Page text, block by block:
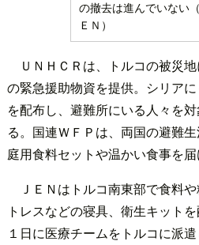
の撤去は進んでいない
ＥＮ）
ＵＮＨＣＲは、トルコの被災
の緊急援助物資を提供。シリア
を配布し、避難所にいる人々を
る。国連ＷＦＰは、両国の避難
庭用食料セットや温かい食事を届
ＪＥＮはトルコ南東部で食料
トレスなどの寝具、衛生キット
１日に医療チームをトルコに派